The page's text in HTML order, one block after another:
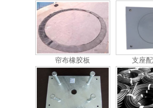
帘布橡胶板 支座